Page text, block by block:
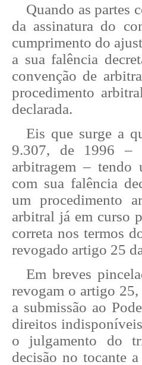
Quando as partes
da assinatura do
cumprimento do
a sua falência
convenção de
procedimento
declarada.
Eis que surge a
9.307, de 1996 –
arbitragem – tendo
com sua falência
um procedimento
arbitral já em curso
correta nos termos
revogado artigo 25
Em breves
revogam o artigo 25,
a submissão ao
direitos
o julgamento do
decisão no tocante